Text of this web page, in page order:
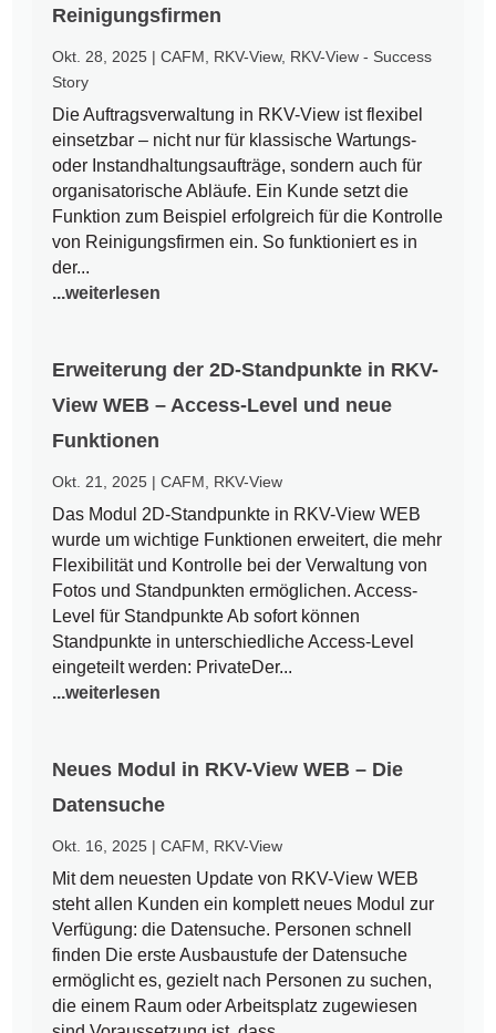
Reinigungsfirmen
Okt. 28, 2025 |CAFM RKV-View, RKV-View - Success
Story
Die Auftragsverwaltung in RKV-View ist flexibel
einsetzbar – nicht nur für klassische Wartungs-
oder Instandhaltungsaufträge, sondern auch für
organisatorische Abläufe. Ein Kunde setzt die
Funktion zum Beispiel erfolgreich für die Kontrolle
von Reinigungsfirmen ein. So funktioniert es in
der...
...weiterlesen
Erweiterung der 2D-Standpunkte in RKV-
View WEB – Access-Level und neue
Funktionen
Okt. 21, 2025 |CAFM RKV-View
Das Modul 2D-Standpunkte in RKV-View WEB
wurde um wichtige Funktionen erweitert, die mehr
Flexibilität und Kontrolle bei der Verwaltung von
Fotos und Standpunkten ermöglichen. Access-
Level für Standpunkte Ab sofort können
Standpunkte in unterschiedliche Access-Level
eingeteilt werden: PrivateDer...
...weiterlesen
Neues Modul in RKV-View WEB – Die
Datensuche
Okt. 16, 2025 |CAFM RKV-View
Mit dem neuesten Update von RKV-View WEB
steht allen Kunden ein komplett neues Modul zur
Verfügung: die Datensuche. Personen schnell
finden Die erste Ausbaustufe der Datensuche
ermöglicht es, gezielt nach Personen zu suchen,
die einem Raum oder Arbeitsplatz zugewiesen